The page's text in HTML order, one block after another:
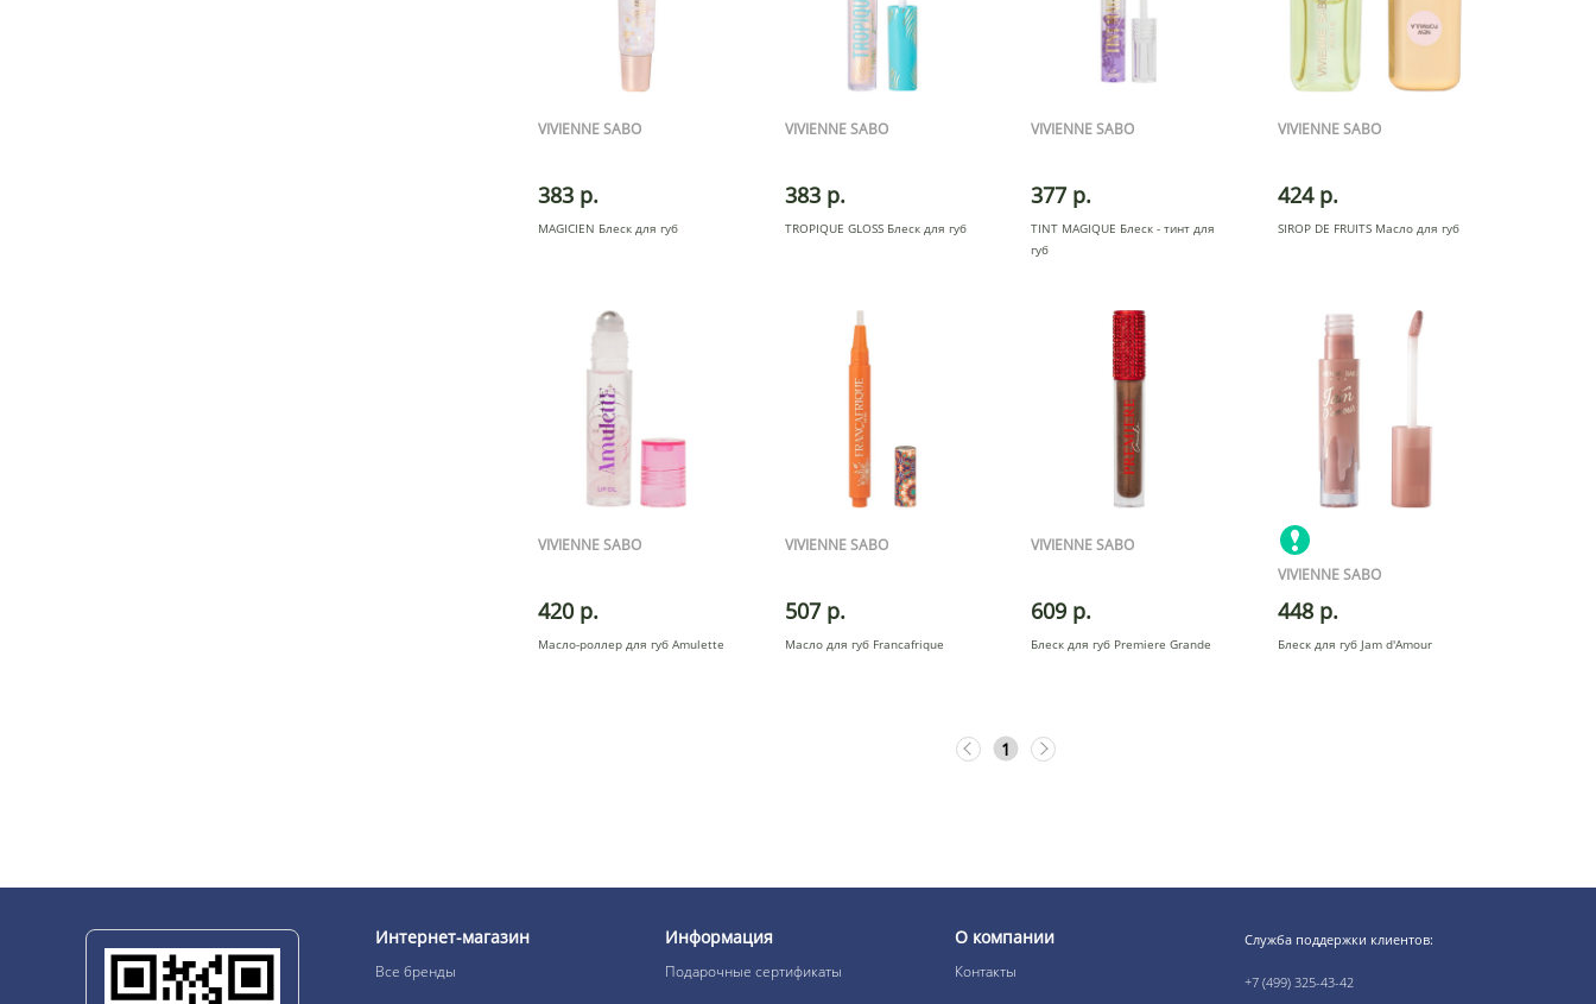
VIVIENNE SABO
383 р.
MAGICIEN Блеск для губ
VIVIENNE SABO
383 р.
TROPIQUE GLOSS Блеск для губ
VIVIENNE SABO
377 р.
TINT MAGIQUE Блеск - тинт для
губ
VIVIENNE SABO
424 р.
SIROP DE FRUITS Масло для губ
VIVIENNE SABO
420 р.
Масло-роллер для губ Amulette
VIVIENNE SABO
507 р.
Масло для губ Francafrique
VIVIENNE SABO
609 р.
Блеск для губ Premiere Grande
VIVIENNE SABO
448 р.
Блеск для губ Jam d'Amour
1
Интернет-магазин
Все бренды
Информация
Подарочные сертификаты
О компании
Контакты
Служба поддержки клиентов:
+7 (499) 325-43-42